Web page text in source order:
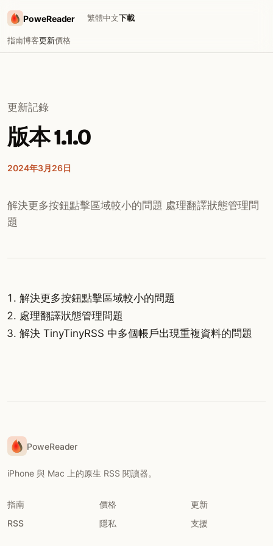
PoweReader
指南博客更新價格
繁體中文下載
更新記錄
版本 1.1.0
2024年3月26日
解決更多按鈕點擊區域較小的問題 處理翻譯狀態管理問
題
解決更多按鈕點擊區域較小的問題
處理翻譯狀態管理問題
解決 TinyTinyRSS 中多個帳戶出現重複資料的問題
PoweReader
iPhone 與 Mac 上的原生 RSS 閱讀器。
指南 價格
更新
RSS
隱私 支援